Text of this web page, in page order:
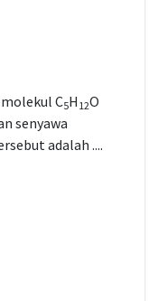
C5H 12O
senyawa
adalah ....